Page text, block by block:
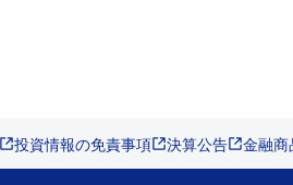
投資情報の免責事項 決算公告 金融